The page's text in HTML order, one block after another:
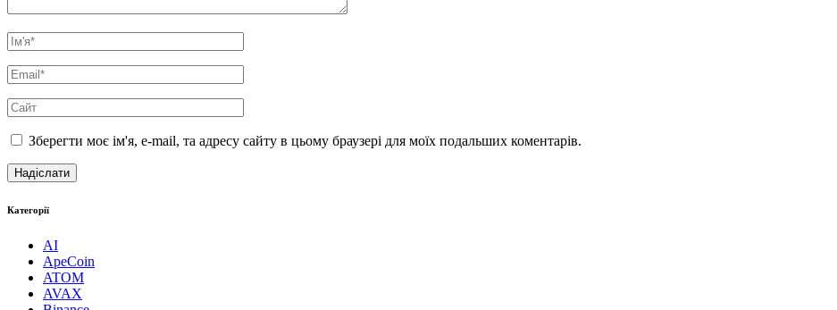
Зберегти моє ім'я, e-mail, та адресу сайту в цьому браузері для моїх подальших коментарів.
Категорії
AI
ApeCoin
ATOM
AVAX